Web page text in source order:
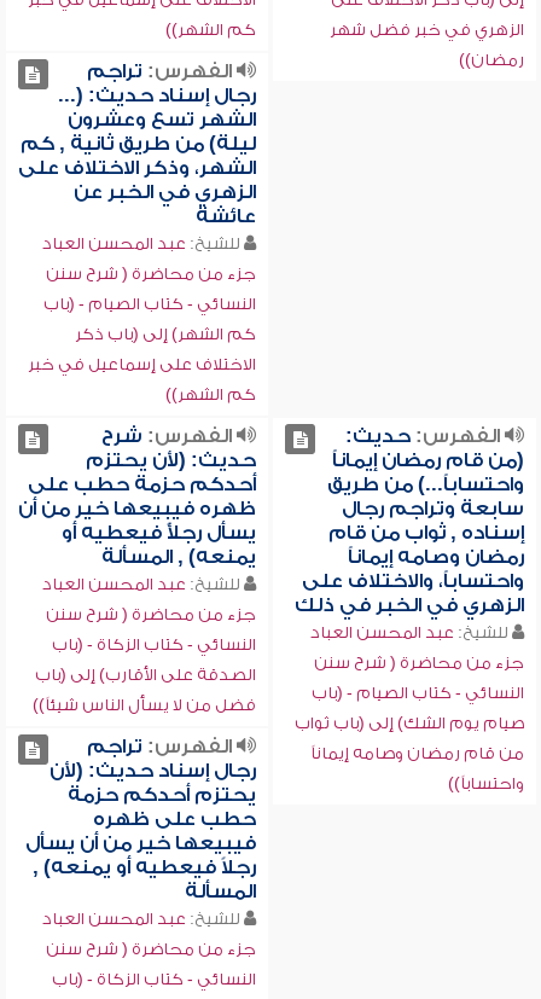
الزهري في خبر فضل شهر
رمضان))
كم الشهر))
الفهرس: تراجم
رجال إسناد حديث: (...
الشهر تسع وعشرون
ليلة) من طريق ثانية , كم
الشهر، وذكر الاختلاف على
الزهري في الخبر عن
عائشة
للشيخ: عبد المحسن العباد
جزء من محاضرة ( شرح سنن
النسائي - كتاب الصيام - (باب
كم الشهر) إلى (باب ذكر
الاختلاف على إسماعيل في خبر
كم الشهر))
الفهرس:حديث:
(من قام رمضان إيماناً
واحتساباً...) من طريق
سابعة وتراجم رجال
إسناده , ثواب من قام
رمضان وصامه إيماناً
واحتساباً، والاختلاف على
الزهري في الخبر في ذلك
للشيخ: عبد المحسن العباد
جزء من محاضرة ( شرح سنن
النسائي - كتاب الصيام - (باب
صيام يوم الشك) إلى (باب ثواب
من قام رمضان وصامه إيماناً
واحتساباً))
الفهرس: شرح
حديث: (لأن يحتزم
أحدكم حزمة حطب على
ظهره فيبيعها خير من أن
يسأل رجلأً فيعطيه أو
يمنعه) , المسألة
للشيخ: عبد المحسن العباد
جزء من محاضرة ( شرح سنن
النسائي - كتاب الزكاة - (باب
الصدقة على الأقارب) إلى (باب
فضل من لا يسأل الناس شيئاً))
الفهرس: تراجم
رجال إسناد حديث: (لأن
يحتزم أحدكم حزمة
حطب على ظهره
فيبيعها خير من أن يسأل
رجلاً فيعطيه أو يمنعه) ,
المسألة
للشيخ: عبد المحسن العباد
جزء من محاضرة ( شرح سنن
النسائي - كتاب الزكاة - (باب